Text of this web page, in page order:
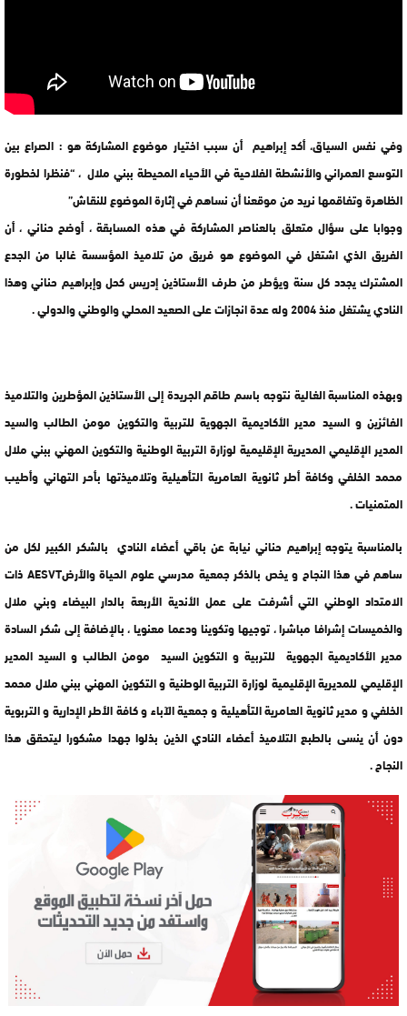
وفي نفس السياق، أكد إبراهيم أن سبب اختيار موضوع المشاركة هو : الصراع بين
التوسع العمراني والأنشطة الفلاحية في الأحياء المحيطة ببني ملال ، “فنظرا لخطورة
الظاهرة وتفاقمها نريد من موقعنا أن نساهم في إثارة الموضوع للنقاش”
وجوابا على سؤال متعلق بالعناصر المشاركة في هذه المسابقة ، أوضح حناني ، أن
الفريق الذي اشتغل في الموضوع هو فريق من تلاميذ المؤسسة غالبا من الجدع
المشترك يجدد كل سنة ويؤطر من طرف الأستاذين إدريس كحل وإبراهيم حناني وهذا
النادي يشتغل منذ 2004 وله عدة انجازات على الصعيد المحلي والوطني والدولي .
وبهذه المناسبة الغالية نتوجه باسم طاقم الجريدة إلى الأستاذين المؤطرين والتلاميذ
الفائزين و السيد مدير الأكاديمية الجهوية للتربية والتكوين مومن الطالب والسيد
المدير الإقليمي المديريةالإقليمية لوزارة التربيةالوطنية والتكوين المهني ببني ملال
محمد الخلفي وكافة أطر ثانوية العامرية التأهيلية وتلاميذتها بأحر التهاني وأطيب
المتمنيات .
بالمناسبة يتوجه إبراهيم حناني نيابة عن باقي أعضاء النادي بالشكر الكبير لكل من
ساهم في هذا النجاح و يخص بالذكر جمعية مدرسي علوم الحياة والأرضAESVT ذات
الامتداد الوطني التي أشرفت على عمل الأندية الأربعة بالدار البيضاء وبني ملال
والخميسات إشرافا مباشرا ، توجيها وتكوينا ودعما معنويا ، بالإضافة إلى شكر السادة
مدير الأكاديمية الجهوية للتربية و التكوين السيد مومن الطالب و السيد المدير
الإقليمي للمديرية الإقليمية لوزارة التربية الوطنية و التكوين المهني ببني ملال محمد
الخلفي و مدير ثانوية العامرية التأهيلية و جمعية الآباء و كافة الأطر الإدارية و التربوية
دون أن ينسى بالطبع التلاميذ أعضاء النادي الذين بذلوا جهدا مشكورا ليتحقق هذا
النجاح .‎